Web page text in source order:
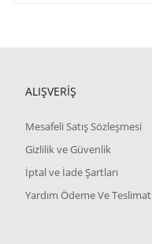
ALIŞVERİŞ
Mesafeli Satış Sözleşmesi
Gizlilik ve Güvenlik
İptal ve İade Şartları
Yardım Ödeme Ve Teslimat